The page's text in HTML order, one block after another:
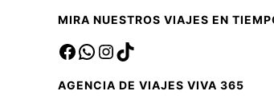
MIRA NUESTROS VIAJES EN
Facebook
saInstagram
TikTok
AGENCIA DE VIAJES VIVA 365